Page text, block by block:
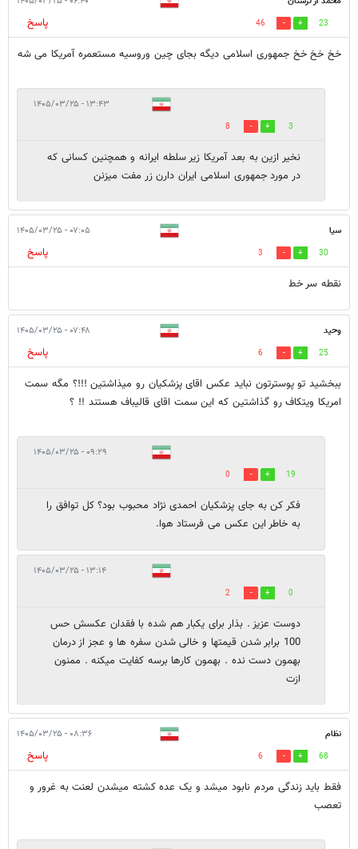
23
46
پاسخ
خخ خخ خخ جمهوری اسلامی دیگه بجای چین وروسیه مستعمره آمریکا می شه
۱۳:۴۳ - ۱۴۰۵/۰۳/۲۵
3
8
نخیر ازین به بعد آمریکا زیر سلطه ایرانه و همچنین کسانی که
در مورد جمهوری اسلامی ایران دارن زر مفت میزنن
سیا ۰۷:۰۵ - ۱۴۰۵/۰۳/۲۵
30
3
پاسخ
نقطه سر خط
وحید ۰۷:۴۸ - ۱۴۰۵/۰۳/۲۵
25
6
پاسخ
ببخشید تو پوسترتون نباید عکس اقای پزشکیان رو میذاشتین !!!؟ مگه سمت
امریکا ویتکاف رو گذاشتین که این سمت اقای قالیباف هستند !! ؟
۰۹:۲۹ - ۱۴۰۵/۰۳/۲۵
19
0
فکر کن به جای پزشکیان احمدی نژاد محبوب بود؟ کل توافق را
به خاطر این عکس می فرستاد هوا.
۱۳:۱۴ - ۱۴۰۵/۰۳/۲۵
0
2
دوست عزیز . بذار برای یکبار هم شده با فقدان عکسش حس
100 برابر شدن قیمتها و خالی شدن سفره ها و عجز از درمان
بهمون دست نده . بهمون کارها برسه کفایت میکنه . ممنون
ازت
نظام ۰۸:۳۶ - ۱۴۰۵/۰۳/۲۵
68
6
پاسخ
فقط باید زندگی مردم نابود میشد و یک عده کشته میشدن لعنت به غرور و
تعصب